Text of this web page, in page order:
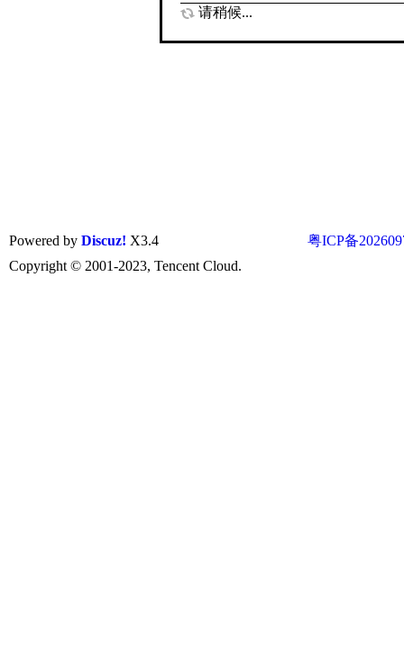
请稍候...
粤ICP备
Powered by Discuz! X3.4
Copyright © 2001-2023, Tencent Cloud.